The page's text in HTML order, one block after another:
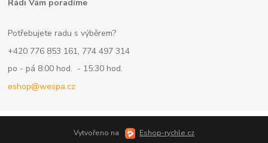
Rádi Vám poradíme
Potřebujete radu s výběrem?
+420 776 853 161, 774 497 314
po - pá 8:00 hod. - 15:30 hod.
eshop@wespa.cz
Vytvořeno na Eshop-rychle.cz